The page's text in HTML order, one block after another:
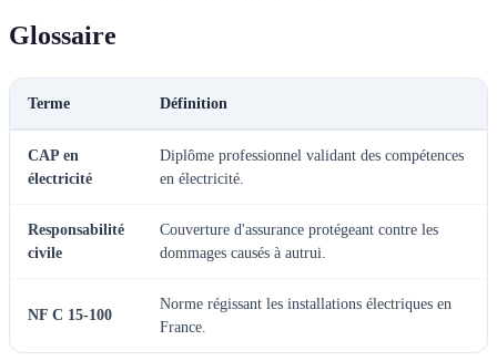
Glossaire
Terme Définition
CAP en
électricité
Diplôme professionnel validant des compétences
en électricité.
Responsabilité
civile
Couverture d'assurance protégeant contre les
dommages causés à autrui.
NF C 15-100
Norme régissant les installations électriques en
France.